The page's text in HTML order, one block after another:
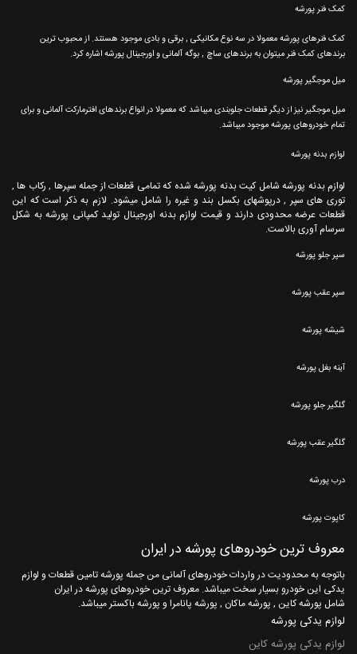
کمک فنر پورشه
کمک فنرهای پورشه معمولا در سه نوع مکانیکی , برقی و بادی موجود هستند. از محبوب ترین
برندهای کمک فنر میتوان به برندهای ساچ , بوگه آلمانی و اورجینال پورشه اشاره کرد.
میل موجگیر پورشه
میل موجگیر نیز از دیگر قطعات جلوبندی میباشد که معمولا در انواع برندهای افترمارکت آلمانی و برای
تمام خودروهای پورشه موجود میباشد.
لوازم بدنه پورشه
لوازم بدنه پورشه شامل کیت بدنه پورشه شده که تمامی قطعات از جمله سپرها , رکاب ها ,
توری های سپر , درپوشهای بکسل بند و غیره را شامل میشود. لازم به ذکر است که این
قطعات عرضه محدودی دارند و قیمت لوازم بدنه اورجینال تولید کمپانی پورشه به شکل
سرسام آوری بالاست.
سپر جلو پورشه
سپر عقب پورشه
شیشه پورشه
آینه بغل پورشه
گلگیر جلو پورشه
گلگیر عقب پورشه
درب پورشه
کاپوت پورشه
معروف ترین خودروهای پورشه در ایران
باتوجه به محدودیت در واردات خودروهای آلمانی من جمله پورشه تامین قطعات و لوازم
یدکی این خودرو بسیار سخت میباشد. معروف ترین خودروهای پورشه در ایران
شامل پورشه کاین , پورشه ماکان , پورشه پانامرا و پورشه باکستر میباشد.
لوازم یدکی پورشه
لوازم یدکی پورشه کاین